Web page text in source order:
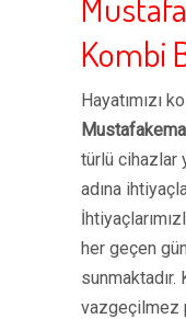
Kombi
Hayatımızı
türlü cihazlar
adına
her geçen
sunmaktadır.
vazgeçilmez